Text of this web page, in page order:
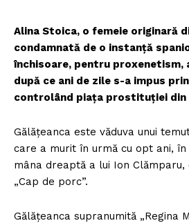
Alina Stoica, o femeie originară
condamnată de o instanță
închisoare, pentru proxenetism,
după ce ani de zile s-a impus
controlând piața prostituției din
Gălățeanca este văduva unui
care a murit în urmă cu opt ani,
mâna dreaptă a lui Ion Clămparu,
„Cap de porc”.
Gălățeanca supranumită „Regina